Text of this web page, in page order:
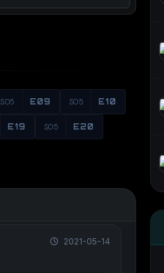
S05 E09 S05 E10
E19 S05 E20
2021-05-14